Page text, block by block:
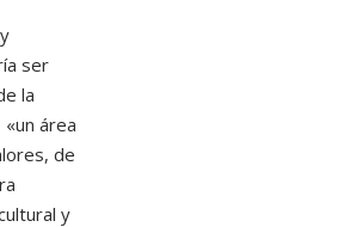
ser
la
área
de
y